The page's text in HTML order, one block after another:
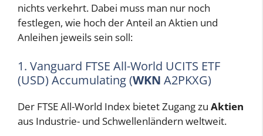
nichts verkehrt. Dabei muss man nur noch
festlegen, wie hoch der Anteil an Aktien und
Anleihen jeweils sein soll:
1. Vanguard FTSE All-World UCITS ETF
(USD) Accumulating (WKN A2PKXG)
Der FTSE All-World Index bietet Zugang zu Aktien
aus Industrie- und Schwellenländern weltweit.